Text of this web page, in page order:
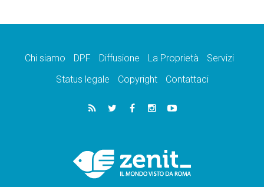
Chi siamo DPF Diffusione La Proprietà
Servizi
Status legale
Copyright Contattaci